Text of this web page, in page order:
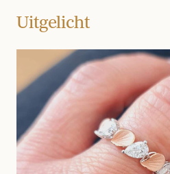
Uitgelicht